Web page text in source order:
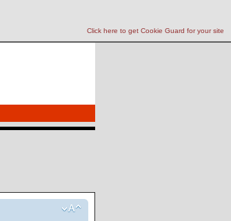
Click here to get Cookie Guard for your site